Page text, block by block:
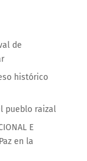
de
histórico
pueblo raizal
E
en la